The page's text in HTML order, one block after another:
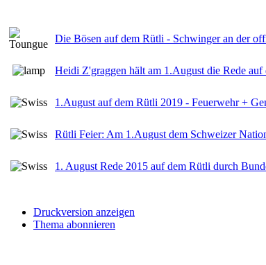
Die Bösen auf dem Rütli - Schwinger an der
Heidi Z'graggen hält am 1.August die Rede auf
1.August auf dem Rütli 2019 - Feuerwehr +
Rütli Feier: Am 1.August dem Schweizer
1. August Rede 2015 auf dem Rütli durch
Druckversion anzeigen
Thema abonnieren